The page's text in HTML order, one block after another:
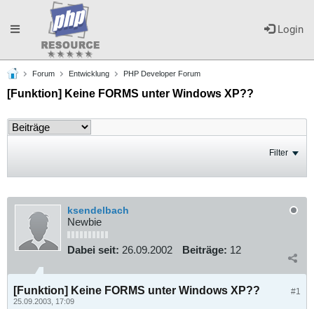
Login
Toggle
navigation
Forum Entwicklung PHP Developer Forum
[Funktion] Keine FORMS unter Windows XP??
Filter
ksendelbach
Newbie
Dabei seit: 26.09.2002 Beiträge: 12
#1
[Funktion] Keine FORMS unter Windows XP??
25.09.2003, 17:09